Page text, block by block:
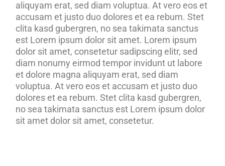
aliquyam erat, sed diam voluptua. At vero eos et
accusam et justo duo dolores et ea rebum. Stet
clita kasd gubergren, no sea takimata sanctus
est Lorem ipsum dolor sit amet. Lorem ipsum
dolor sit amet, consetetur sadipscing elitr, sed
diam nonumy eirmod tempor invidunt ut labore
et dolore magna aliquyam erat, sed diam
voluptua. At vero eos et accusam et justo duo
dolores et ea rebum. Stet clita kasd gubergren,
no sea takimata sanctus est Lorem ipsum dolor
sit amet dolor sit amet, consetetur.